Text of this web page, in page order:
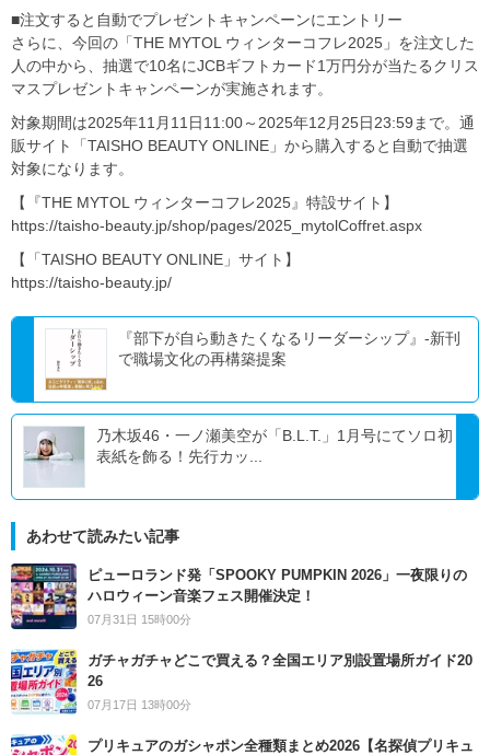
■注文すると自動でプレゼントキャンペーンにエントリー
さらに、今回の「THE MYTOL ウィンターコフレ2025」を注文した
人の中から、抽選で10名にJCBギフトカード1万円分が当たるクリス
マスプレゼントキャンペーンが実施されます。
対象期間は2025年11月11日11:00～2025年12月25日23:59まで。通
販サイト「TAISHO BEAUTY ONLINE」から購入すると自動で抽選
対象になります。
【『THE MYTOL ウィンターコフレ2025』特設サイト】
https://taisho-beauty.jp/shop/pages/2025_mytolCoffret.aspx
【「TAISHO BEAUTY ONLINE」サイト】
https://taisho-beauty.jp/
『部下が自ら動きたくなるリーダーシップ』-新刊
で職場文化の再構築提案
乃木坂46・一ノ瀬美空が「B.L.T.」1月号にてソロ初
表紙を飾る！先行カッ...
あわせて読みたい記事
ピューロランド発「SPOOKY PUMPKIN 2026」一夜限りの
ハロウィーン音楽フェス開催決定！
07月31日 15時00分
ガチャガチャどこで買える？全国エリア別設置場所ガイド20
26
07月17日 13時00分
プリキュアのガシャポン全種類まとめ2026【名探偵プリキュ